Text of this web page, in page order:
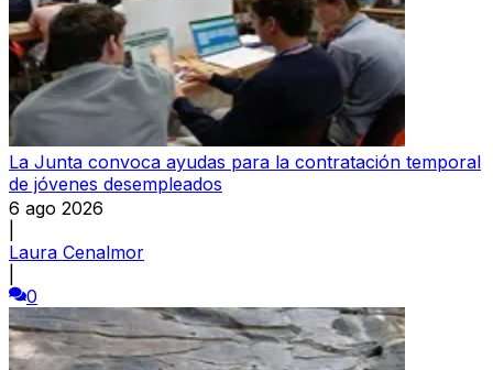
La Junta convoca ayudas para la contratación temporal
de jóvenes desempleados
6 ago 2026
Laura Cenalmor
0